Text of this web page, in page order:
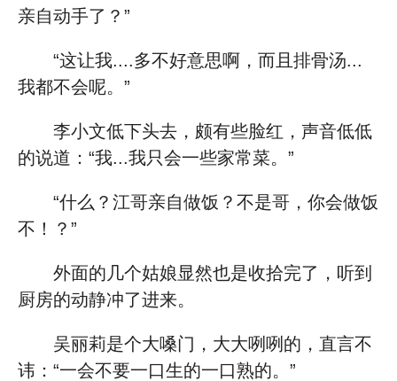
亲自动手了？”
“这让我....多不好意思啊，而且排骨汤...
我都不会呢。”
李小文低下头去，颇有些脸红，声音低低
的说道：“我...我只会一些家常菜。”
“什么？江哥亲自做饭？不是哥，你会做饭
不！？”
外面的几个姑娘显然也是收拾完了，听到
厨房的动静冲了进来。
吴丽莉是个大嗓门，大大咧咧的，直言不
讳：“一会不要一口生的一口熟的。”